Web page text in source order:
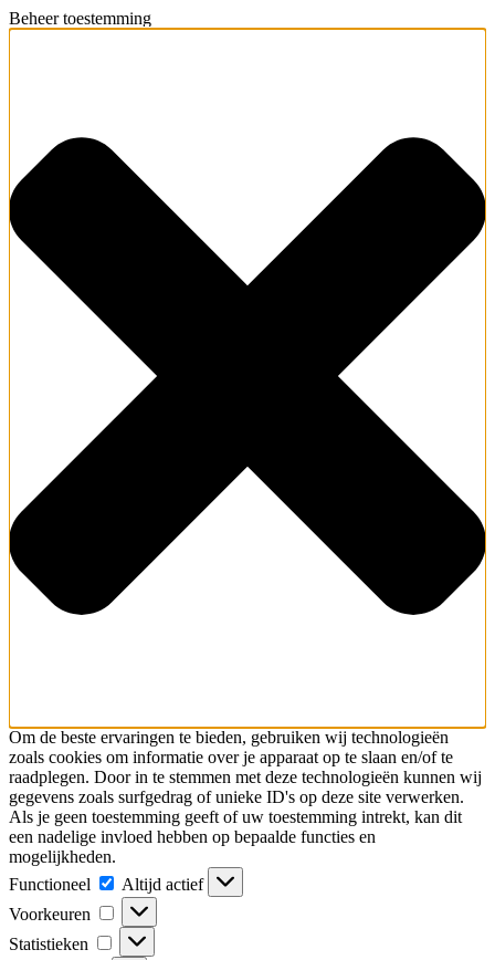
Beheer toestemming
Om de beste ervaringen te bieden, gebruiken wij technologieën
zoals cookies om informatie over je apparaat op te slaan en/of te
raadplegen. Door in te stemmen met deze technologieën kunnen wij
gegevens zoals surfgedrag of unieke ID's op deze site verwerken.
Als je geen toestemming geeft of uw toestemming intrekt, kan dit
een nadelige invloed hebben op bepaalde functies en
mogelijkheden.
Functioneel
Altijd actief
Voorkeuren
Statistieken